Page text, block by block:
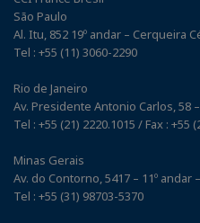
São Paulo
Al. Itu, 852 19º andar – Cerqueira
Tel : +55 (11) 3060-2290
Rio de Janeiro
Av. Presidente Antonio Carlos, 58
Tel : +55 (21) 2220.1015 / Fax : +55
Minas Gerais
Av. do Contorno, 5417 – 11º andar
Tel : +55 (31) 98703-5370